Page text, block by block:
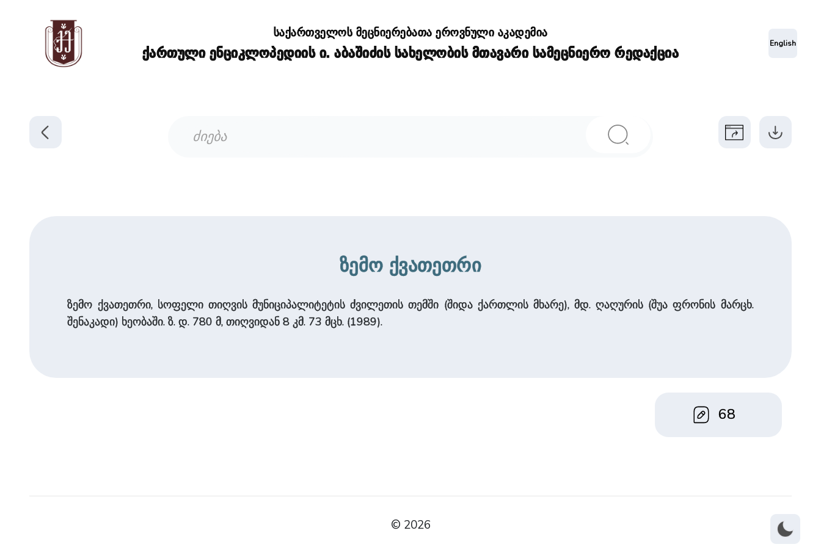
საქართველოს მეცნიერებათა ეროვნული აკადემია
ქართული ენციკლოპედიის ი. აბაშიძის სახელობის მთავარი სამეცნიერო რედაქცია
English
ზემო ქვათეთრი
ზემო ქვათეთრი, სოფელი თიღვის მუნიციპალიტეტის ძვილეთის თემში (შიდა ქართლის მხარე), მდ. ღაღურის (შუა ფრონის მარცხ.
შენაკადი) ხეობაში. ზ. დ. 780 მ, თიღვიდან 8 კმ. 73 მცხ. (1989).
68
© 2026